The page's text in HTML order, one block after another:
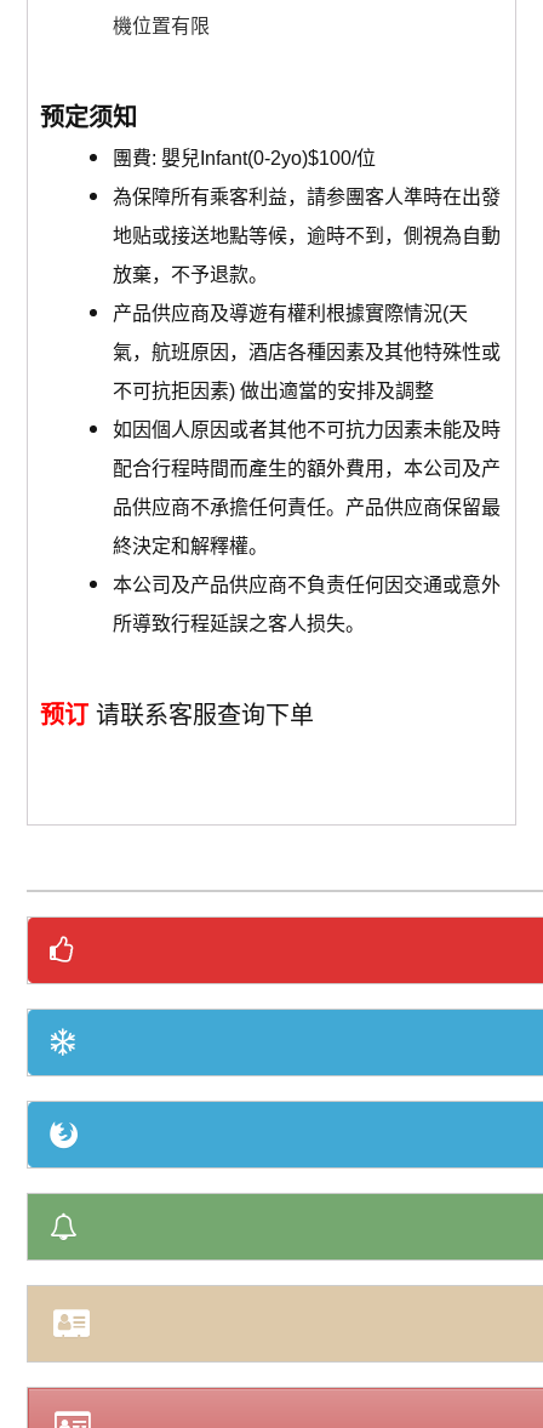
機位置有限
预定须知
團費: 嬰兒Infant(0-2yo)$100/位
為保障所有乘客利益，請参團客人準時在出發
地贴或接送地點等候，逾時不到，側視為自動
放棄，不予退款。
产品供应商及導遊有權利根據實際情況(天
氣，航班原因，酒店各種因素及其他特殊性或
不可抗拒因素) 做出適當的安排及調整
如因個人原因或者其他不可抗力因素未能及時
配合行程時間而產生的額外費用，本公司及产
品供应商不承擔任何責任。产品供应商保留最
終決定和解釋權。
本公司及产品供应商不負责任何因交通或意外
所導致行程延誤之客人损失。
预订 请联系客服查询下单